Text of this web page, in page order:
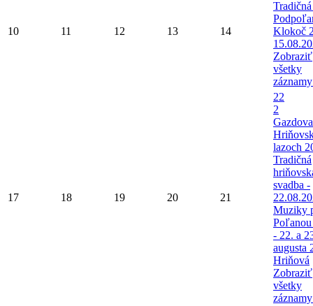
10 11 12 13 14
Klokoč
Zobraziť
všetky
17 18 19 20 21
22
2
lazoch
Tradičná
svadba -
Muziky
- 22. a
augusta
Hriňová
Zobraziť
všetky